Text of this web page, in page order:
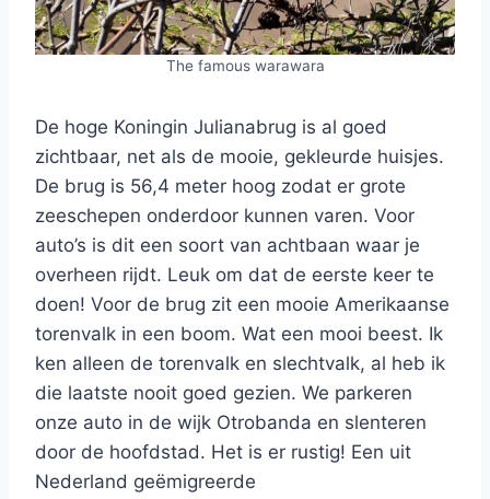
The famous warawara
De hoge Koningin Julianabrug is al goed
zichtbaar, net als de mooie, gekleurde huisjes.
De brug is 56,4 meter hoog zodat er grote
zeeschepen onderdoor kunnen varen. Voor
auto’s is dit een soort van achtbaan waar je
overheen rijdt. Leuk om dat de eerste keer te
doen! Voor de brug zit een mooie Amerikaanse
torenvalk in een boom. Wat een mooi beest. Ik
ken alleen de torenvalk en slechtvalk, al heb ik
die laatste nooit goed gezien. We parkeren
onze auto in de wijk Otrobanda en slenteren
door de hoofdstad. Het is er rustig! Een uit
Nederland geëmigreerde